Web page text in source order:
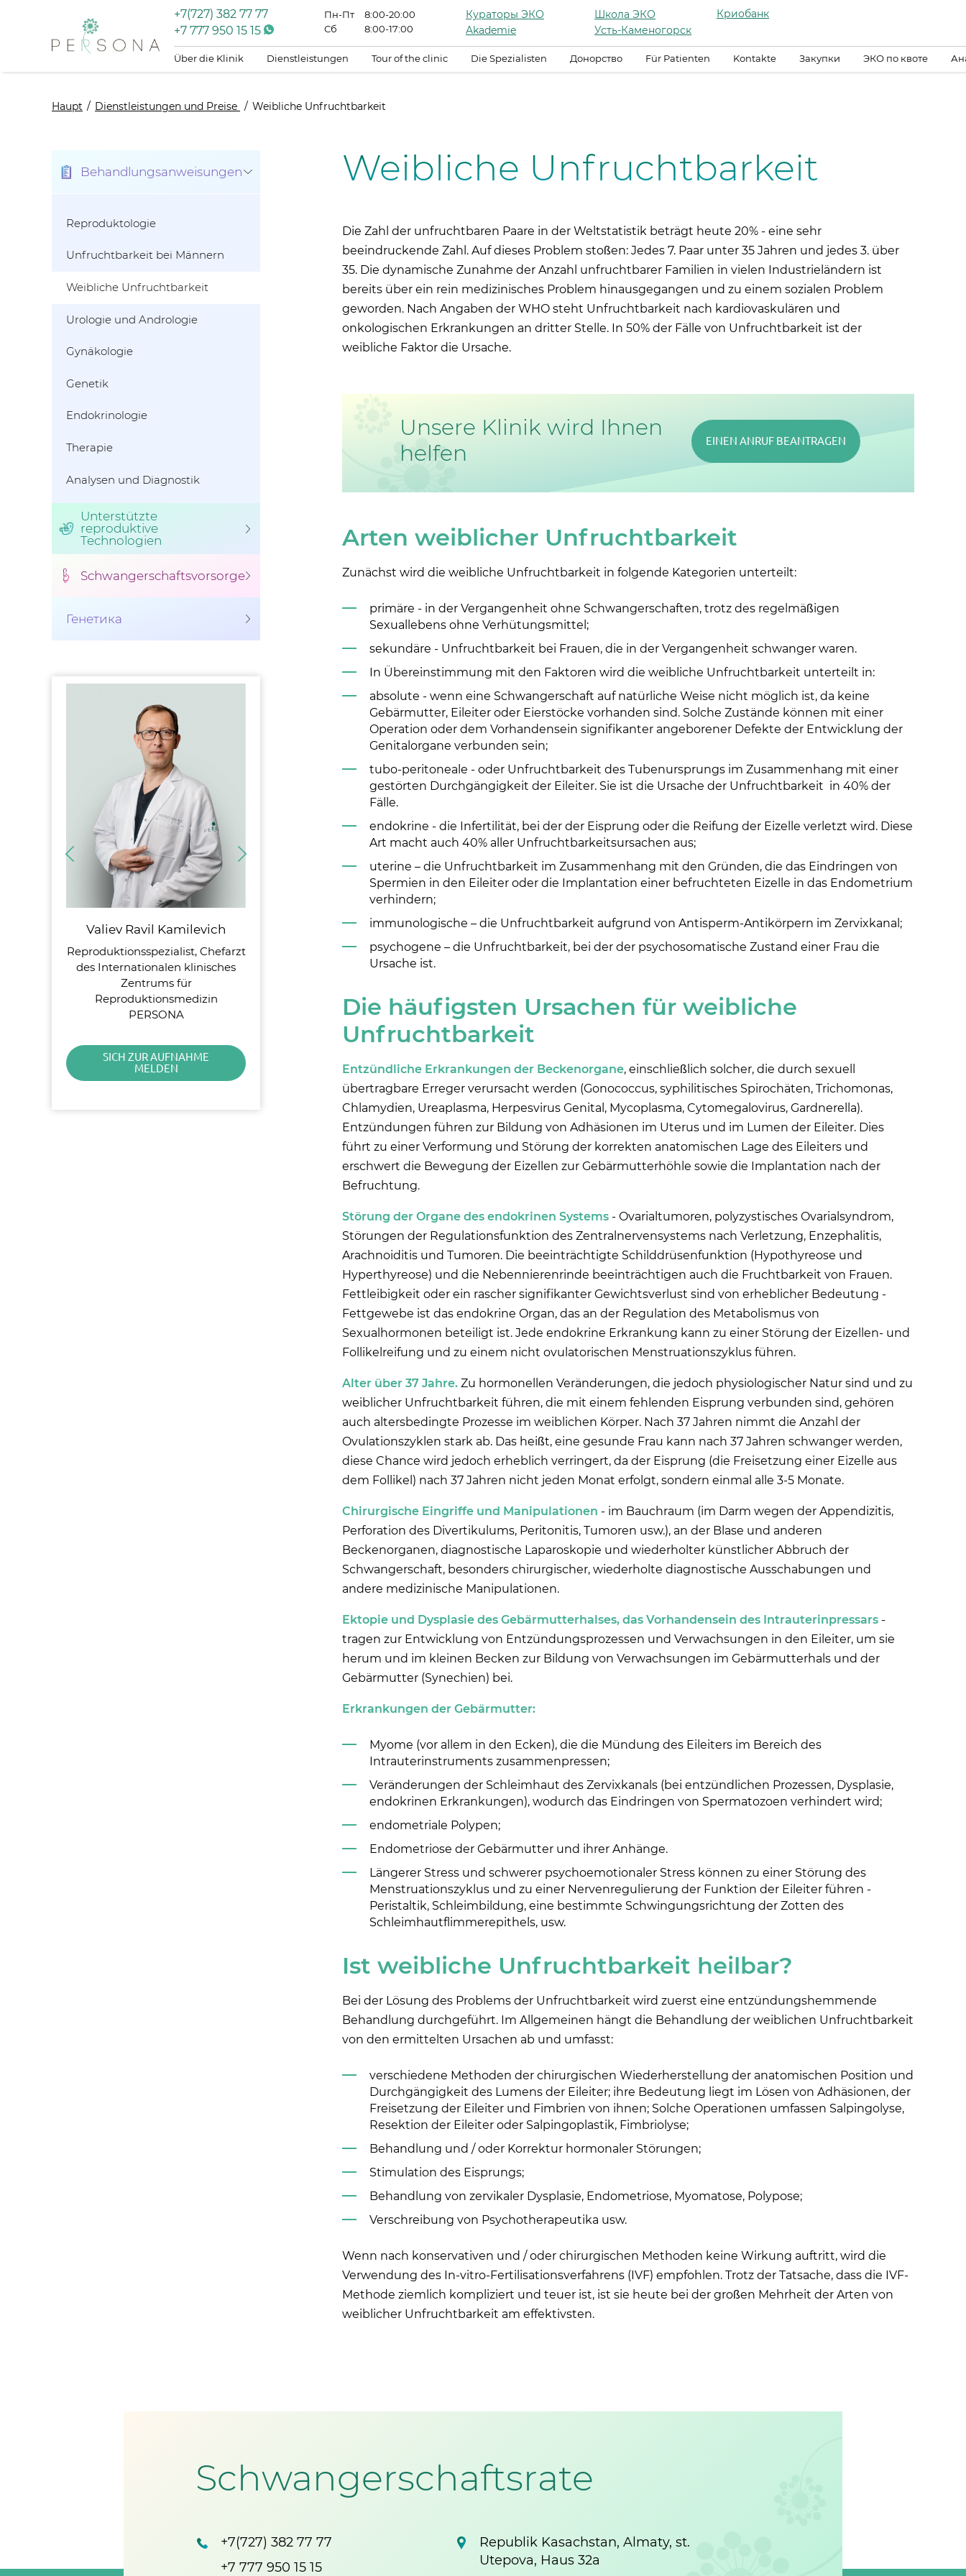
+7(727) 382 77 77
+7 777 950 15 15
Пн-Пт
8:00-20:00
Сб
8:00-17:00
Кураторы ЭКО
Akademie
Школа ЭКО
Усть-Каменогорск
Криобанк
Über die Klinik Dienstleistungen Tour of the clinic Die Spezialisten Донорство Für Patienten Kontakte Закупки ЭКО по квоте
Haupt Dienstleistungen und Preise Weibliche Unfruchtbarkeit
Behandlungsanweisungen
Reproduktologie
Unfruchtbarkeit bei Männern
Weibliche Unfruchtbarkeit
Urologie und Andrologie
Gynäkologie
Genetik
Endokrinologie
Therapie
Analysen und Diagnostik
Unterstützte
reproduktive
Technologien
Schwangerschaftsvorsorge
Генетика
Valiev Ravil Kamilevich
Reproduktionsspezialist, Chefarzt
des Internationalen klinisches
Zentrums für
Reproduktionsmedizin
PERSONA
SICH ZUR AUFNAHME
MELDEN
Weibliche Unfruchtbarkeit
Die Zahl der unfruchtbaren Paare in der Weltstatistik beträgt heute 20% - eine sehr
beeindruckende Zahl. Auf dieses Problem stoßen: Jedes 7. Paar unter 35 Jahren und jedes 3. über
35. Die dynamische Zunahme der Anzahl unfruchtbarer Familien in vielen Industrieländern ist
bereits über ein rein medizinisches Problem hinausgegangen und zu einem sozialen Problem
geworden. Nach Angaben der WHO steht Unfruchtbarkeit nach kardiovaskulären und
onkologischen Erkrankungen an dritter Stelle. In 50% der Fälle von Unfruchtbarkeit ist der
weibliche Faktor die Ursache.
Unsere Klinik wird Ihnen
helfen
EINEN ANRUF BEANTRAGEN
Arten weiblicher Unfruchtbarkeit
Zunächst wird die weibliche Unfruchtbarkeit in folgende Kategorien unterteilt:
primäre - in der Vergangenheit ohne Schwangerschaften, trotz des regelmäßigen
Sexuallebens ohne Verhütungsmittel;
sekundäre - Unfruchtbarkeit bei Frauen, die in der Vergangenheit schwanger waren.
In Übereinstimmung mit den Faktoren wird die weibliche Unfruchtbarkeit unterteilt in:
absolute - wenn eine Schwangerschaft auf natürliche Weise nicht möglich ist, da keine
Gebärmutter, Eileiter oder Eierstöcke vorhanden sind. Solche Zustände können mit einer
Operation oder dem Vorhandensein signifikanter angeborener Defekte der Entwicklung der
Genitalorgane verbunden sein;
tubo-peritoneale - oder Unfruchtbarkeit des Tubenursprungs im Zusammenhang mit einer
gestörten Durchgängigkeit der Eileiter. Sie ist die Ursache der Unfruchtbarkeit in 40% der
Fälle.
endokrine - die Infertilität, bei der der Eisprung oder die Reifung der Eizelle verletzt wird. Diese
Art macht auch 40% aller Unfruchtbarkeitsursachen aus;
uterine – die Unfruchtbarkeit im Zusammenhang mit den Gründen, die das Eindringen von
Spermien in den Eileiter oder die Implantation einer befruchteten Eizelle in das Endometrium
verhindern;
immunologische – die Unfruchtbarkeit aufgrund von Antisperm-Antikörpern im Zervixkanal;
psychogene – die Unfruchtbarkeit, bei der der psychosomatische Zustand einer Frau die
Ursache ist.
Die häufigsten Ursachen für weibliche
Unfruchtbarkeit
Entzündliche Erkrankungen der Beckenorgane, einschließlich solcher, die durch sexuell
übertragbare Erreger verursacht werden (Gonococcus, syphilitisches Spirochäten, Trichomonas,
Chlamydien, Ureaplasma, Herpesvirus Genital, Mycoplasma, Cytomegalovirus, Gardnerella).
Entzündungen führen zur Bildung von Adhäsionen im Uterus und im Lumen der Eileiter. Dies
führt zu einer Verformung und Störung der korrekten anatomischen Lage des Eileiters und
erschwert die Bewegung der Eizellen zur Gebärmutterhöhle sowie die Implantation nach der
Befruchtung.
Störung der Organe des endokrinen Systems - Ovarialtumoren, polyzystisches Ovarialsyndrom,
Störungen der Regulationsfunktion des Zentralnervensystems nach Verletzung, Enzephalitis,
Arachnoiditis und Tumoren. Die beeinträchtigte Schilddrüsenfunktion (Hypothyreose und
Hyperthyreose) und die Nebennierenrinde beeinträchtigen auch die Fruchtbarkeit von Frauen.
Fettleibigkeit oder ein rascher signifikanter Gewichtsverlust sind von erheblicher Bedeutung -
Fettgewebe ist das endokrine Organ, das an der Regulation des Metabolismus von
Sexualhormonen beteiligt ist. Jede endokrine Erkrankung kann zu einer Störung der Eizellen- und
Follikelreifung und zu einem nicht ovulatorischen Menstruationszyklus führen.
Alter über 37 Jahre. Zu hormonellen Veränderungen, die jedoch physiologischer Natur sind und zu
weiblicher Unfruchtbarkeit führen, die mit einem fehlenden Eisprung verbunden sind, gehören
auch altersbedingte Prozesse im weiblichen Körper. Nach 37 Jahren nimmt die Anzahl der
Ovulationszyklen stark ab. Das heißt, eine gesunde Frau kann nach 37 Jahren schwanger werden,
diese Chance wird jedoch erheblich verringert, da der Eisprung (die Freisetzung einer Eizelle aus
dem Follikel) nach 37 Jahren nicht jeden Monat erfolgt, sondern einmal alle 3-5 Monate.
Chirurgische Eingriffe und Manipulationen - im Bauchraum (im Darm wegen der Appendizitis,
Perforation des Divertikulums, Peritonitis, Tumoren usw.), an der Blase und anderen
Beckenorganen, diagnostische Laparoskopie und wiederholter künstlicher Abbruch der
Schwangerschaft, besonders chirurgischer, wiederholte diagnostische Ausschabungen und
andere medizinische Manipulationen.
Ektopie und Dysplasie des Gebärmutterhalses, das Vorhandensein des Intrauterinpressars -
tragen zur Entwicklung von Entzündungsprozessen und Verwachsungen in den Eileiter, um sie
herum und im kleinen Becken zur Bildung von Verwachsungen im Gebärmutterhals und der
Gebärmutter (Synechien) bei.
Erkrankungen der Gebärmutter:
Myome (vor allem in den Ecken), die die Mündung des Eileiters im Bereich des
Intrauterinstruments zusammenpressen;
Veränderungen der Schleimhaut des Zervixkanals (bei entzündlichen Prozessen, Dysplasie,
endokrinen Erkrankungen), wodurch das Eindringen von Spermatozoen verhindert wird;
endometriale Polypen;
Endometriose der Gebärmutter und ihrer Anhänge.
Längerer Stress und schwerer psychoemotionaler Stress können zu einer Störung des
Menstruationszyklus und zu einer Nervenregulierung der Funktion der Eileiter führen -
Peristaltik, Schleimbildung, eine bestimmte Schwingungsrichtung der Zotten des
Schleimhautflimmerepithels, usw.
Ist weibliche Unfruchtbarkeit heilbar?
Bei der Lösung des Problems der Unfruchtbarkeit wird zuerst eine entzündungshemmende
Behandlung durchgeführt. Im Allgemeinen hängt die Behandlung der weiblichen Unfruchtbarkeit
von den ermittelten Ursachen ab und umfasst:
verschiedene Methoden der chirurgischen Wiederherstellung der anatomischen Position und
Durchgängigkeit des Lumens der Eileiter; ihre Bedeutung liegt im Lösen von Adhäsionen, der
Freisetzung der Eileiter und Fimbrien von ihnen; Solche Operationen umfassen Salpingolyse,
Resektion der Eileiter oder Salpingoplastik, Fimbriolyse;
Behandlung und / oder Korrektur hormonaler Störungen;
Stimulation des Eisprungs;
Behandlung von zervikaler Dysplasie, Endometriose, Myomatose, Polypose;
Verschreibung von Psychotherapeutika usw.
Wenn nach konservativen und / oder chirurgischen Methoden keine Wirkung auftritt, wird die
Verwendung des In-vitro-Fertilisationsverfahrens (IVF) empfohlen. Trotz der Tatsache, dass die IVF-
Methode ziemlich kompliziert und teuer ist, ist sie heute bei der großen Mehrheit der Arten von
weiblicher Unfruchtbarkeit am effektivsten.
Schwangerschaftsrate
+7(727) 382 77 77
+7 777 950 15 15
Republik Kasachstan, Almaty, st.
Utepova, Haus 32a